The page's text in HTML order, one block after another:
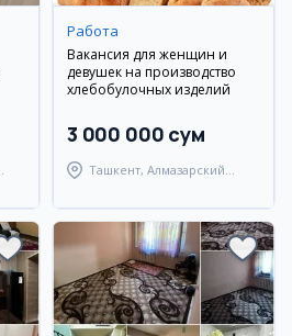
Работа
Вакансия для женщин и
девушек на производство
хлебобулочных изделий
3 000 000 сум
Ташкент, Алмазарский